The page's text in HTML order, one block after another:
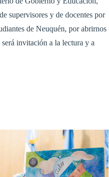
supervisores y de docentes por
de Neuquén, por abrirnos
invitación a la lectura y a